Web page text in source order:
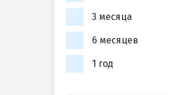
3 месяца
6 месяцев
1 год